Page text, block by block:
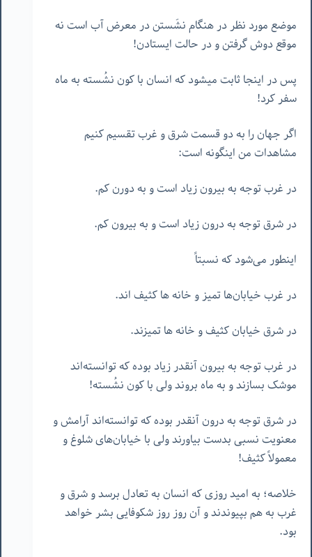
موضع مورد نظر در هنگام نشَستن در معرض آب است نه
موقع دوش گرفتن و در حالت ایستادن!
پس در اینجا ثابت میشود که انسان با کون نشُسته به ماه
سفر کرد!
اگر جهان را به دو قسمت شرق و غرب تقسیم کنیم
مشاهدات من اینگونه است:
در غرب توجه به بیرون زیاد است و به دورن کم.
در شرق توجه به درون زیاد است و به بیرون کم.
اینطور می‌شود که نسبتاً
در غرب خیابان‌ها تمیز و خانه ها کثیف اند.
در شرق خیابان کثیف و خانه ها تمیزند.
در غرب توجه به بیرون آنقدر زیاد بوده که توانسته‌اند
موشک بسازند و به ماه بروند ولی با کون نشُسته!
در شرق توجه به درون آنقدر بوده که توانسته‌اند آرامش و
معنویت نسبی بدست بیاورند ولی با خیابان‌های شلوغ و
معمولاً کثیف!
خلاصه؛ به امید روزی که انسان به تعادل برسد و شرق و
غرب به هم بپیوندند و آن روز روز شکوفایی بشر خواهد
بود.